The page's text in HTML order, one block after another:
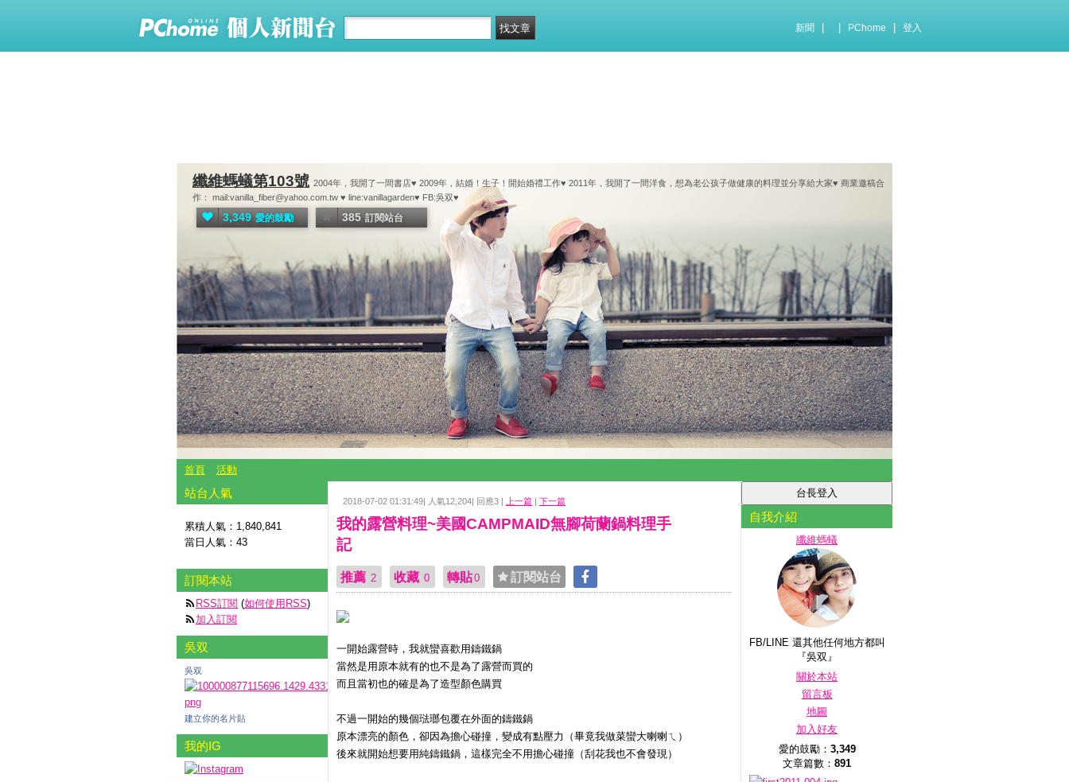
新聞 PChome 登入
纖維螞蟻第103號 2004年，我開了一間書店♥ 2009年，結婚！生子！開始婚禮工作♥ 2011年，我開了一間洋食，想為老公孩子做健康的料理並分享給大家♥ 商業邀稿合
作： mail:vanilla_fiber@yahoo.com.tw ♥ line:vanillagarden♥ FB:吳双♥
3,349 愛的鼓勵 385 訂閱站台
首頁 活動
2018-07-02 01:31:49| 人氣12,204| 回應3 | 上一篇 | 下一篇
我的露營料理~美國CAMPMAID無腳荷蘭鍋料理手
記
推薦 2 收藏 0 轉貼0 訂閱站台
一開始露營時，我就蠻喜歡用鑄鐵鍋
當然是用原本就有的也不是為了露營而買的
而且當初也的確是為了造型顏色購買
不過一開始的幾個琺瑯包覆在外面的鑄鐵鍋
原本漂亮的顏色，卻因為擔心碰撞，變成有點壓力（畢竟我做菜蠻大喇喇ㄟ）
後來就開始想要用純鑄鐵鍋，這樣完全不用擔心碰撞（刮花我也不會發現）
自我介紹
纖維螞蟻
FB/LINE 還其他任何地方都叫
『吳双』
關於本站
留言板
地圖
加入好友
愛的鼓勵： 3,349
文章篇數： 891
站台人氣
累積人氣： 1,840,841
當日人氣： 43
訂閱本站
RSS訂閱 (如何使用RSS)
加入訂閱
吳双
吳双
建立你的名片貼
我的IG